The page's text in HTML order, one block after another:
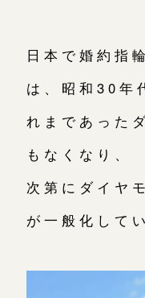
日本で婚約指
は、昭和30年
れまであった
もなくなり、
次第にダイヤ
が一般化して